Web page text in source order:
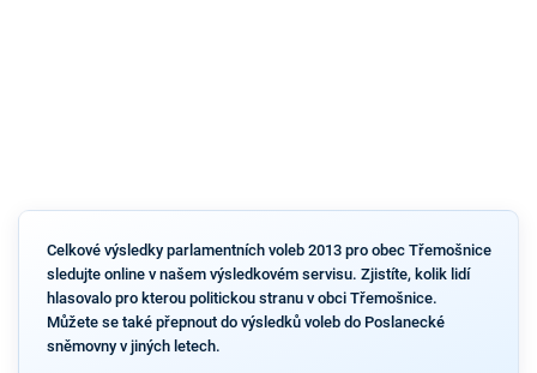
Celkové výsledky parlamentních voleb 2013 pro obec Třemošnice
sledujte online v našem výsledkovém servisu. Zjistíte, kolik lidí
hlasovalo pro kterou politickou stranu v obci Třemošnice.
Můžete se také přepnout do výsledků voleb do Poslanecké
sněmovny v jiných letech.